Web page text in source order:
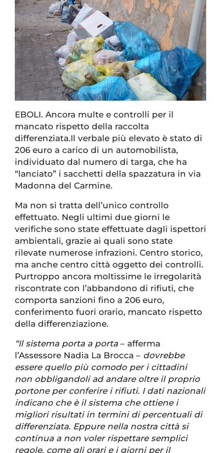
EBOLI. Ancora multe e controlli per il
mancato rispetto della raccolta
differenziata.Il verbale più elevato è stato di
206 euro a carico di un automobilista,
individuato dal numero di targa, che ha
“lanciato” i sacchetti della spazzatura in via
Madonna del Carmine.
Ma non si tratta dell’unico controllo
effettuato. Negli ultimi due giorni le
verifiche sono state effettuate dagli ispettori
ambientali, grazie ai quali sono state
rilevate numerose infrazioni. Centro storico,
ma anche centro città oggetto dei controlli.
Purtroppo ancora moltissime le irregolarità
riscontrate con l’abbandono di rifiuti, che
comporta sanzioni fino a 206 euro,
conferimento fuori orario, mancato rispetto
della differenziazione.
“Il sistema porta a porta – afferma
l’Assessore Nadia La Brocca – dovrebbe
essere quello più comodo per i cittadini
non obbligandoli ad andare oltre il proprio
portone per conferire i rifiuti. I dati nazionali
indicano che è il sistema che ottiene i
migliori risultati in termini di percentuali di
differenziata. Eppure nella nostra città si
continua a non voler rispettare semplici
regole, come gli orari e i giorni per il